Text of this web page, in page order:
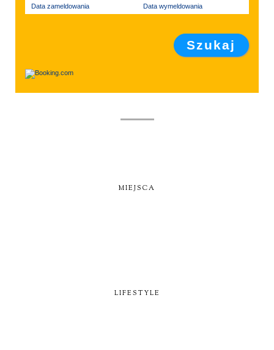
Data zameldowania Data wymeldowania
MIEJSCA
LIFESTYLE